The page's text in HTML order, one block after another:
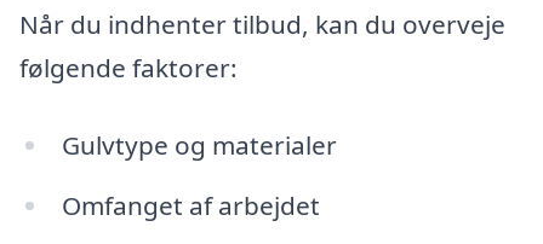
Når du indhenter tilbud, kan du overveje
følgende faktorer:
Gulvtype og materialer
Omfanget af arbejdet